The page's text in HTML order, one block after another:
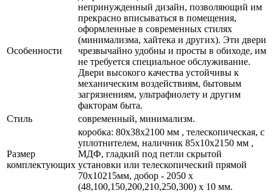
Особенности
непринужденный дизайн, позволяющий им
прекрасно вписываться в помещения,
оформленные в современных стилях
(минимализма, хайтека и других). Эти двери
чрезвычайно удобны и просты в обиходе, им
не требуется специальное обслуживание.
Двери высокого качества устойчивы к
механическим воздействиям, бытовым
загрязнениям, ультрафиолету и другим
факторам быта.
Стиль
современный, минимализм.
Размер
комплектующих
коробка: 80x38x2100 мм , телескопическая, с
уплотнителем, наличник 85x10x2150 мм ,
МДФ, гладкий под петли скрытой
установки или телескопический прямой
70x10215мм, добор - 2050 х
(48,100,150,200,210,250,300) х 10 мм.